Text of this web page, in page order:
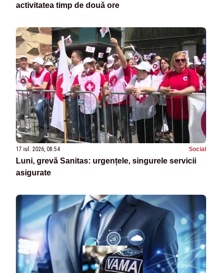
activitatea timp de două ore
17 iul. 2026, 08:54 Social
Luni, grevă Sanitas: urgențele, singurele servicii
asigurate